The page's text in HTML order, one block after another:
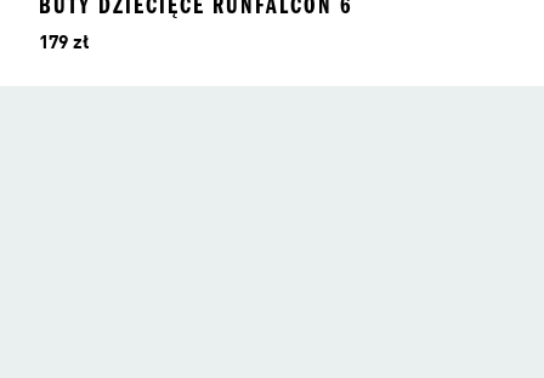
Cena
179 zł